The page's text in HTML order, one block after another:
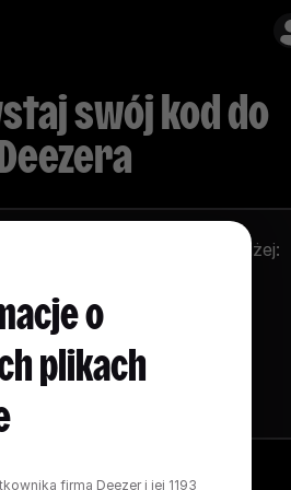
swój kod do
kod, należy wpisać go poniżej:
Potwierdź
Free jest już aktywna. Przed
Przejdź do Deezera
o
plikach
firma Deezer i jej 1193